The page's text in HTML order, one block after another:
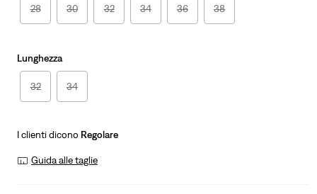
28 30 32 34 36 38
Lunghezza
32 34
I clienti dicono Regolare
Guida alle taglie